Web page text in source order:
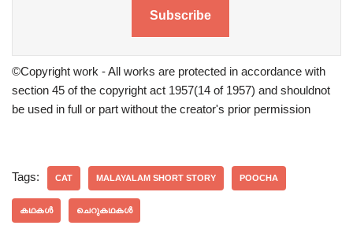
Subscribe
©Copyright work - All works are protected in accordance with
section 45 of the copyright act 1957(14 of 1957) and shouldnot
be used in full or part without the creator's prior permission
Tags: CAT MALAYALAM SHORT STORY POOCHA
കഥകൾ ചെറുകഥകൾ